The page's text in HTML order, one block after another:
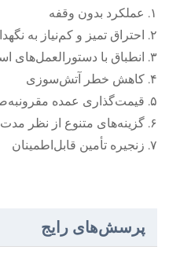
۱. عملکرد بدون وقفه
۲. احتراق تمیز و کم‌نیاز به نگهداری
۳. انطباق با دستورالعمل‌های اسقفی
۴. کاهش خطر آتش‌سوزی
۵. قیمت‌گذاری عمده مقرونبه‌صرفه
۶. گزینه‌های متنوع از نظر مدت زمان
۷. زنجیره تأمین قابل‌اطمینان
پرسش‌های رایج